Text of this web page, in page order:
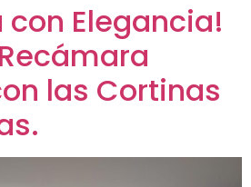
con Elegancia!
las Cortinas